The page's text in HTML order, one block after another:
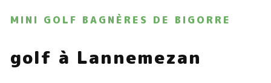
MINI GOLF BAGNÈRES DE BIGORRE
golf à Lannemezan